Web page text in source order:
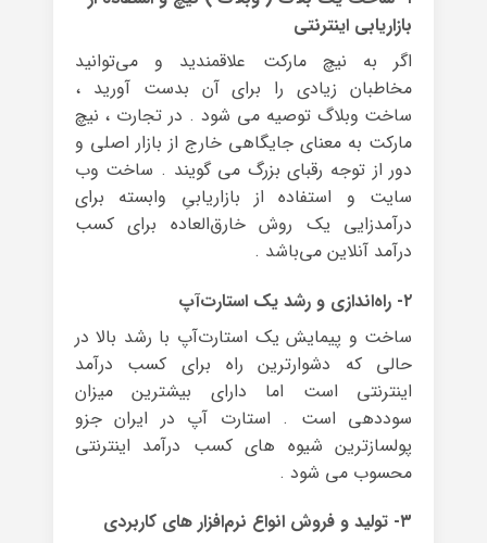
بازاریابی اینترنتی
اگر به نیچ مارکت علاقمندید و می‌توانید
مخاطبان زیادی را برای آن بدست آورید ،
ساخت وبلاگ توصیه می شود . در تجارت ، نیچ
مارکت به معنای جایگاهی خارج از بازار اصلی و
دور از توجه رقبای بزرگ می گویند . ساخت وب
سایت و استفاده از بازاریابیِ وابسته برای
درآمدزایی یک روش خارق‌العاده برای کسب
درآمد آنلاین می‌باشد .
۲- راه‌اندازی و رشد یک استارت‌آپ
ساخت و پیمایش یک استارت‌آپ با رشد بالا در
حالی که دشوارترین راه برای کسب درآمد
اینترنتی است اما دارای بیشترین میزان
سوددهی است . استارت آپ در ایران جزو
پولسازترین شیوه های کسب درآمد اینترنتی
محسوب می شود .
۳- تولید و فروش انواع نرم‌افزار های کاربردی